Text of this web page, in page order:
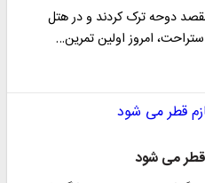
دوحه ترک کردند و در هتل
امروز اولین تمرین…
می شود